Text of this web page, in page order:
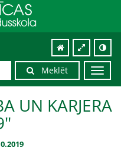
Meklēt
UN KARJERA